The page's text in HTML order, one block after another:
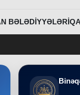
” BƏLƏDIYYƏLƏRI